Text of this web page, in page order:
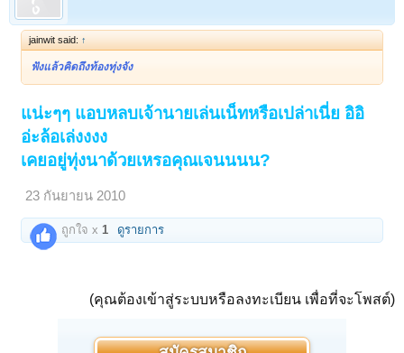
jainwit said: ↑
ฟังแล้วคิดถึงท้องทุ่งจัง
แน่ะๆๆ แอบหลบเจ้านายเล่นเน็ทหรือเปล่าเนี่ย อิอิ
อ่ะล้อเล่งงงง
เคยอยู่ทุ่งนาด้วยเหรอคุณเจนนนน?
23 กันยายน 2010
ถูกใจ x1 ดูรายการ
(คุณต้องเข้าสู่ระบบหรือลงทะเบียน เพื่อที่จะโพสต์)